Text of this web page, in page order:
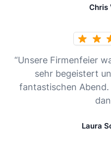
Chris
“Unsere Firmenfeier
sehr begeistert
fantastischen
Laura